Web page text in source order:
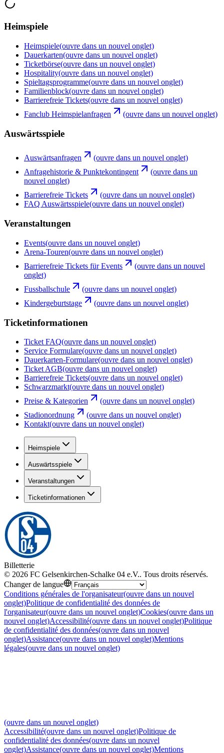
Heimspiele
Heimspiele(ouvre dans un nouvel onglet)
Dauerkarten(ouvre dans un nouvel onglet)
Ticketbörse(ouvre dans un nouvel onglet)
Hospitality(ouvre dans un nouvel onglet)
Spieltagsprogramme(ouvre dans un nouvel onglet)
Familienblock(ouvre dans un nouvel onglet)
Barrierefreie Tickets(ouvre dans un nouvel onglet)
Fanclub Heimspielanfragen
(ouvre dans un nouvel onglet)
Auswärtsspiele
Auswärtsanfragen
(ouvre dans un nouvel onglet)
Anfragehistorie & Punktekontingent
(ouvre dans un
nouvel onglet)
Barrierefreie Tickets
(ouvre dans un nouvel onglet)
FAQ Auswärtsspiele(ouvre dans un nouvel onglet)
Veranstaltungen
Events(ouvre dans un nouvel onglet)
Arena-Touren(ouvre dans un nouvel onglet)
Barrierefreie Tickets für Events
(ouvre dans un nouvel
onglet)
Fussballschule
(ouvre dans un nouvel onglet)
Kindergeburtstage
(ouvre dans un nouvel onglet)
Ticketinformationen
Ticket FAQ(ouvre dans un nouvel onglet)
Service Formulare(ouvre dans un nouvel onglet)
Dauerkarten-Formulare(ouvre dans un nouvel onglet)
Ticket AGB(ouvre dans un nouvel onglet)
Barrierefreie Tickets(ouvre dans un nouvel onglet)
Schwarzmarkt(ouvre dans un nouvel onglet)
Preise & Kategorien
(ouvre dans un nouvel onglet)
Stadionordnung
(ouvre dans un nouvel onglet)
Kontakt(ouvre dans un nouvel onglet)
Heimspiele
Auswärtsspiele
Veranstaltungen
Ticketinformationen
Billetterie
© 2026 FC Gelsenkirchen-Schalke 04 e.V.. Tous droits réservés.
Changer de langue
Conditions générales de l'organisateur(ouvre dans un nouvel
onglet)Politique de confidentialité des données de
l'organisateur(ouvre dans un nouvel onglet)Cookies(ouvre dans un
nouvel onglet)Accessibilité(ouvre dans un nouvel onglet)Politique
de confidentialité des données(ouvre dans un nouvel
onglet)Assistance(ouvre dans un nouvel onglet)Mentions
légales(ouvre dans un nouvel onglet)
(ouvre dans un nouvel onglet)
Accessibilité(ouvre dans un nouvel onglet)Politique de
confidentialité des données(ouvre dans un nouvel
onglet)Assistance(ouvre dans un nouvel onglet)Mentions